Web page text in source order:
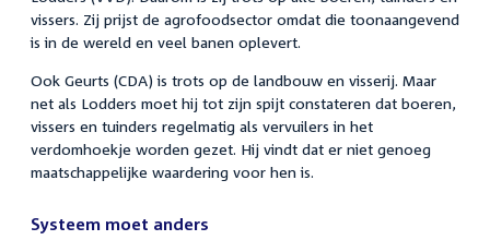
vissers. Zij prijst de agrofoodsector omdat die toonaangevend
is in de wereld en veel banen oplevert.
Ook Geurts (CDA) is trots op de landbouw en visserij. Maar
net als Lodders moet hij tot zijn spijt constateren dat boeren,
vissers en tuinders regelmatig als vervuilers in het
verdomhoekje worden gezet. Hij vindt dat er niet genoeg
maatschappelijke waardering voor hen is.
Systeem moet anders